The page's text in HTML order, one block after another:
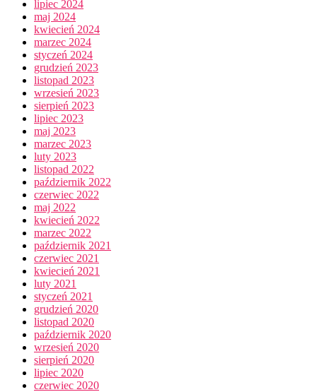
lipiec 2024
maj 2024
kwiecień 2024
marzec 2024
styczeń 2024
grudzień 2023
listopad 2023
wrzesień 2023
sierpień 2023
lipiec 2023
maj 2023
marzec 2023
luty 2023
listopad 2022
październik 2022
czerwiec 2022
maj 2022
kwiecień 2022
marzec 2022
październik 2021
czerwiec 2021
kwiecień 2021
luty 2021
styczeń 2021
grudzień 2020
listopad 2020
październik 2020
wrzesień 2020
sierpień 2020
lipiec 2020
czerwiec 2020